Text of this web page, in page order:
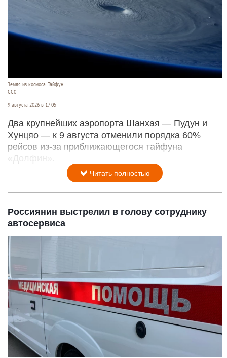
Земля из космоса. Тайфун.
СС0
9 августа 2026 в 17:05
Два крупнейших аэропорта Шанхая — Пудун и
Хунцяо — к 9 августа отменили порядка 60%
рейсов из-за приближающегося тайфуна
«Долфин».
Читать полностью
Россиянин выстрелил в голову сотруднику
автосервиса